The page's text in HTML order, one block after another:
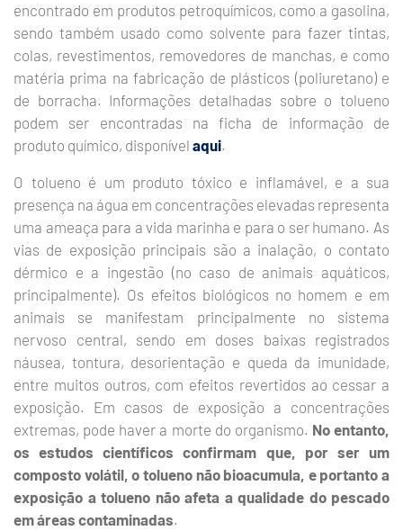
encontrado em produtos petroquímicos, como a gasolina,
sendo também usado como solvente para fazer tintas,
colas, revestimentos, removedores de manchas, e como
matéria prima na fabricação de plásticos (poliuretano) e
de borracha. Informações detalhadas sobre o tolueno
podem ser encontradas na ficha de informação de
produto químico, disponível aqui.
O tolueno é um produto tóxico e inflamável, e a sua
presença na água em concentrações elevadas representa
uma ameaça para a vida marinha e para o ser humano. As
vias de exposição principais são a inalação, o contato
dérmico e a ingestão (no caso de animais aquáticos,
principalmente). Os efeitos biológicos no homem e em
animais se manifestam principalmente no sistema
nervoso central, sendo em doses baixas registrados
náusea, tontura, desorientação e queda da imunidade,
entre muitos outros, com efeitos revertidos ao cessar a
exposição. Em casos de exposição a concentrações
extremas, pode haver a morte do organismo. No entanto,
os estudos científicos confirmam que, por ser um
composto volátil, o tolueno não bioacumula, e portanto a
exposição a tolueno não afeta a qualidade do pescado
em áreas contaminadas.